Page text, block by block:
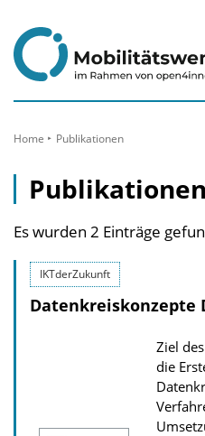
Inhalt
Home Publikationen
Publikationen
Es wurden 2 Einträge
IKTderZukunft
Datenkreiskonzepte
Ziel
die